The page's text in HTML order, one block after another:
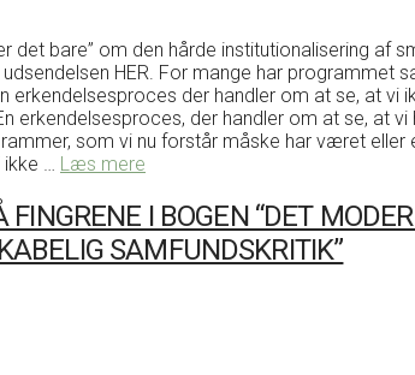
det bare” om den hårde institutionalisering af
HER. For mange har programmet
erkendelsesproces der handler om at se, at vi
erkendelsesproces, der handler om at se, at
som vi nu forstår måske har været
… Læs mere
FINGRENE I BOGEN “DET
SAMFUNDSKRITIK”